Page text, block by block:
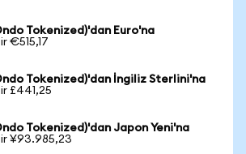
Tokenized)'dan Euro'na
€515,17
Tokenized)'dan İngiliz Sterlini'na
£441,25
Tokenized)'dan Japon Yeni'na
¥93.985,23